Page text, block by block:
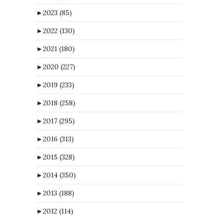
►2023 (85)
►2022 (130)
►2021 (180)
►2020 (227)
►2019 (233)
►2018 (258)
►2017 (295)
►2016 (313)
►2015 (328)
►2014 (350)
►2013 (188)
►2012 (114)